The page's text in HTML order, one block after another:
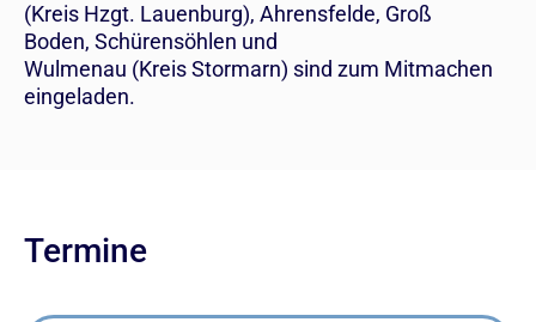
(Kreis Hzgt. Lauenburg), Ahrensfelde, Groß
Boden, Schürensöhlen und
Wulmenau (Kreis Stormarn) sind zum Mitmachen
eingeladen.
Termine